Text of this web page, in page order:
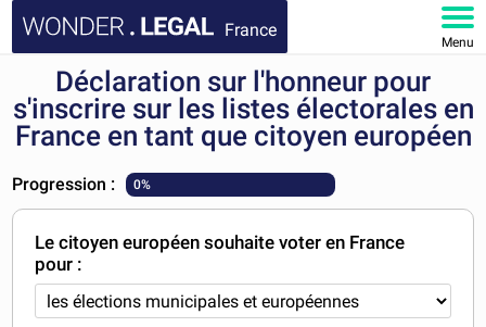
France
Menu
ACCUEIL
DOCUMENTS
FAQ
MON COMPTE
Déclaration sur l'honneur pour
s'inscrire sur les listes électorales en
France en tant que citoyen européen
Progression : 0%
Le citoyen européen souhaite voter en France
pour :